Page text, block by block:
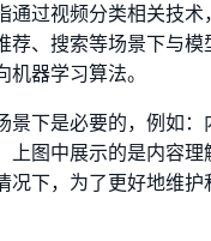
通过视频分类相关技
荐、搜索等场景下与
器学习算法。
景下是必要的，例如
上图中展示的是内容
况下，为了更好地维